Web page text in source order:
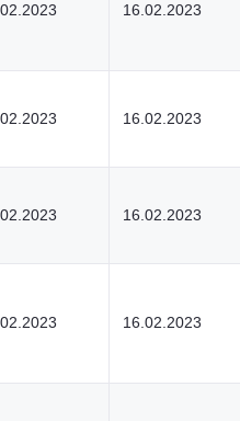
16.02.2023
16.02.2023
16.02.2023
16.02.2023